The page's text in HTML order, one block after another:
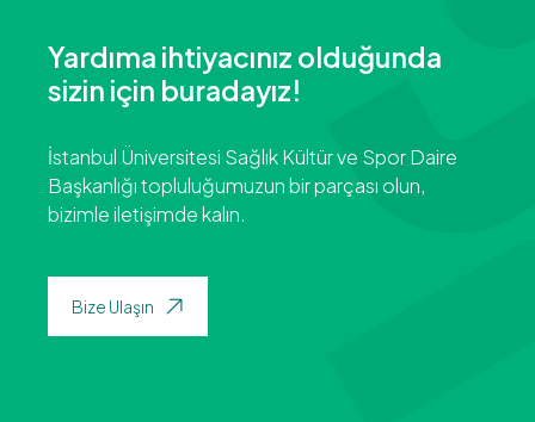
Yardıma ihtiyacınız olduğunda
sizin için buradayız!
Bize Ulaşın
İstanbul Üniversitesi Sağlık Kültür ve Spor Daire
Başkanlığı topluluğumuzun bir parçası olun,
bizimle iletişimde kalın.